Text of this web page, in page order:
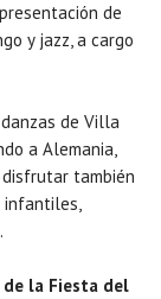
de
y jazz, a cargo
de Villa
a Alemania,
también
infantiles,
la Fiesta del